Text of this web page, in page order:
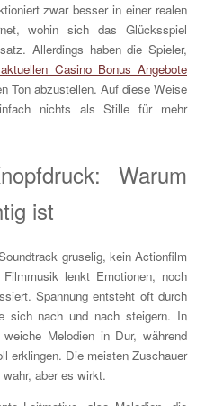
zwar besser in einer realen
wohin sich das Glücksspiel
Allerdings haben die Spieler,
Casino Bonus Angebote
Ton abzustellen. Auf diese Weise
nichts als Stille für mehr
Warum
ist
gruselig, kein Actionfilm
lenkt Emotionen, noch
Spannung entsteht oft durch
sich nach und nach steigern. In
Melodien in Dur, während
erklingen. Die meisten Zuschauer
wahr, aber es wirkt.